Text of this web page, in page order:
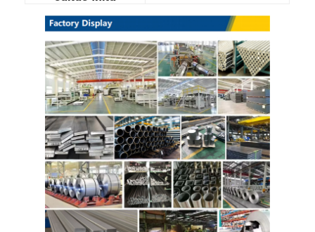
Труба нержавеющей стали 304
Лист из нержавеющей стали 316L
Труба из нержавеющей стали 316L
2205 Плитка из нержавеющей стали
Отполированная плита нержавеющей стали
декоративная трубка из нержавеющей стали
бар нержавеющей стали